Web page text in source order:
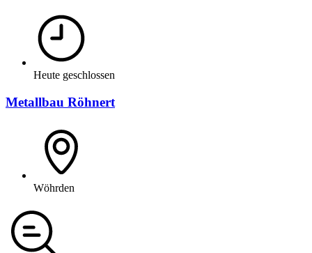
Heute geschlossen
Metallbau Röhnert
Wöhrden